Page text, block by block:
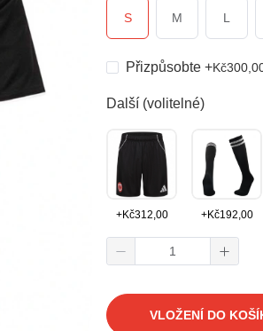
S M L
Přizpůsobte +Kč
Další (volitelné)
+Kč312,00 +Kč192,00
VLOŽENÍ DO